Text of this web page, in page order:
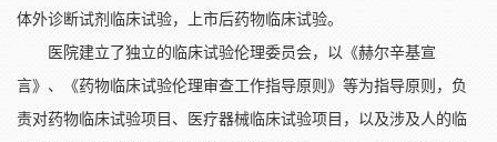
体外诊断试剂临床试验，上市后药物临床试验。
医院建立了独立的临床试验伦理委员会，以《赫尔辛基宣
言》、《药物临床试验伦理审查工作指导原则》等为指导原则，负
责对药物临床试验项目、医疗器械临床试验项目，以及涉及人的临